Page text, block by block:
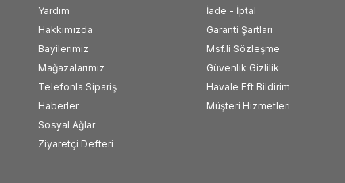
Yardım
Hakkımızda
Bayilerimiz
Mağazalarımız
Telefonla Sipariş
Haberler
Sosyal Ağlar
Ziyaretçi Defteri
İade - İptal
Garanti Şartları
Msf.li Sözleşme
Güvenlik Gizlilik
Havale Eft Bildirim
Müşteri Hizmetleri